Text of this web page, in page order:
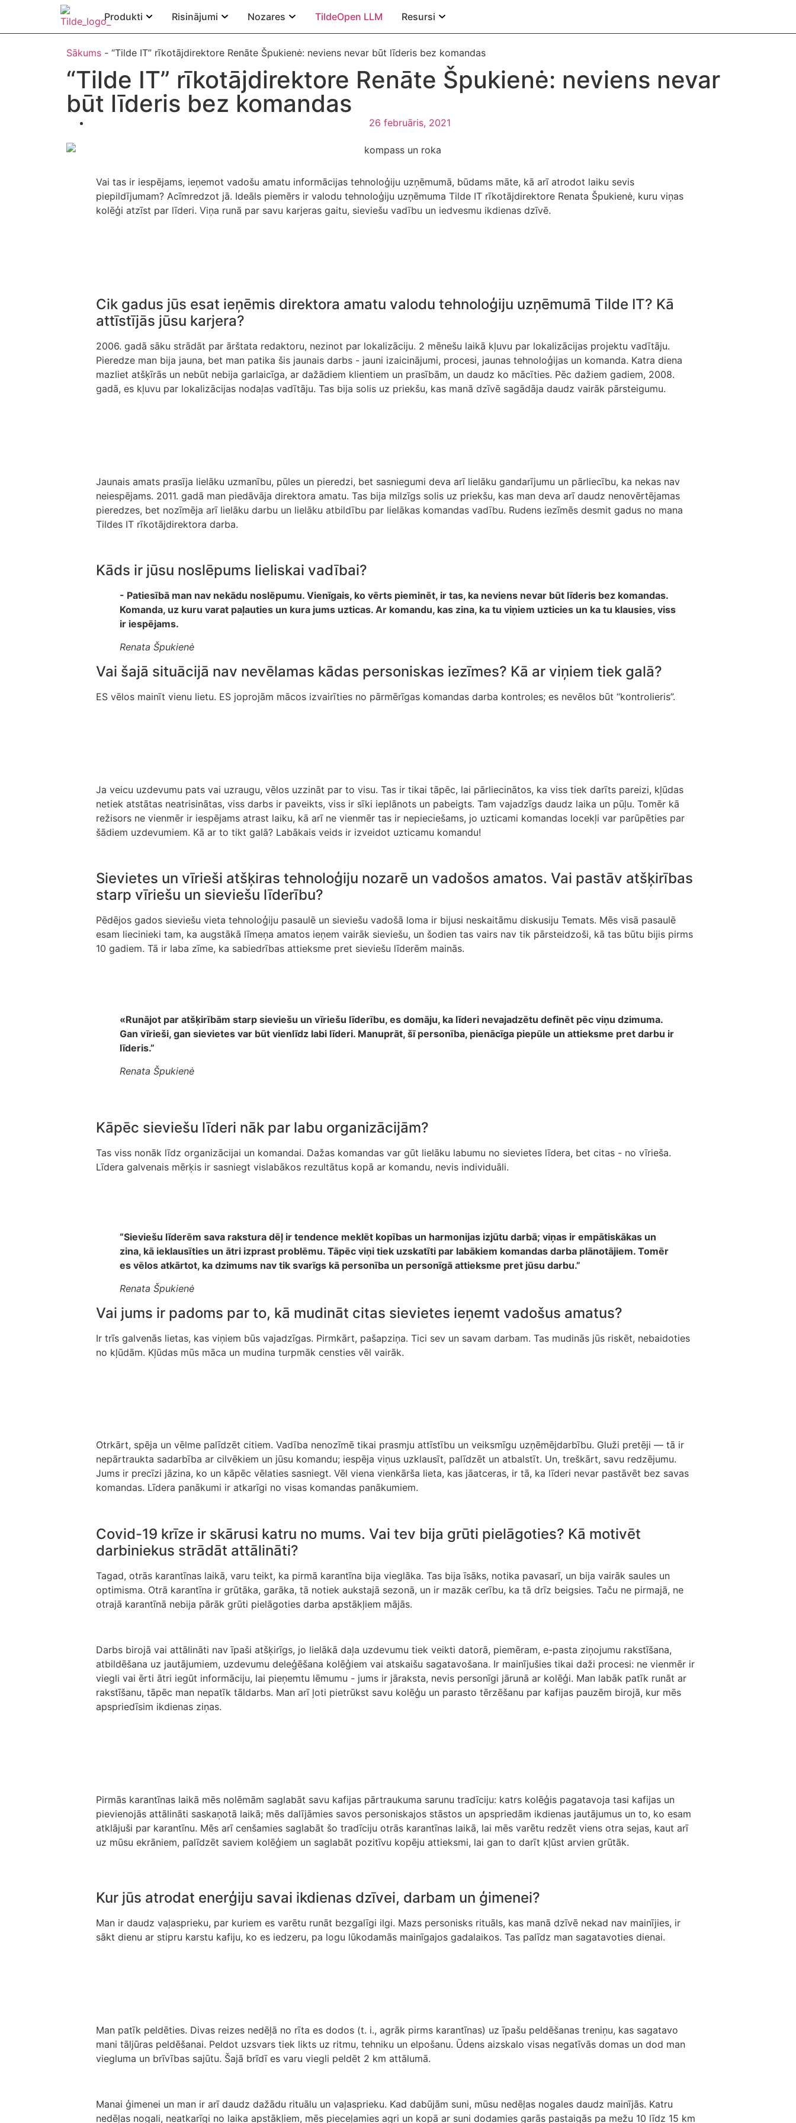
Produkti Risinājumi Nozares TildeOpen LLM Resursi
Sākums - “Tilde IT” rīkotājdirektore Renāte Špukienė: neviens nevar būt līderis bez komandas
“Tilde IT” rīkotājdirektore Renāte Špukienė: neviens nevar
būt līderis bez komandas
26 februāris, 2021
Vai tas ir iespējams, ieņemot vadošu amatu informācijas tehnoloģiju uzņēmumā, būdams māte, kā arī atrodot laiku sevis
piepildījumam? Acīmredzot jā. Ideāls piemērs ir valodu tehnoloģiju uzņēmuma Tilde IT rīkotājdirektore Renata Špukienė, kuru viņas
kolēģi atzīst par līderi. Viņa runā par savu karjeras gaitu, sieviešu vadību un iedvesmu ikdienas dzīvē.
Cik gadus jūs esat ieņēmis direktora amatu valodu tehnoloģiju uzņēmumā Tilde IT? Kā
attīstījās jūsu karjera?
2006. gadā sāku strādāt par ārštata redaktoru, nezinot par lokalizāciju. 2 mēnešu laikā kļuvu par lokalizācijas projektu vadītāju.
Pieredze man bija jauna, bet man patika šis jaunais darbs - jauni izaicinājumi, procesi, jaunas tehnoloģijas un komanda. Katra diena
mazliet atšķīrās un nebūt nebija garlaicīga, ar dažādiem klientiem un prasībām, un daudz ko mācīties. Pēc dažiem gadiem, 2008.
gadā, es kļuvu par lokalizācijas nodaļas vadītāju. Tas bija solis uz priekšu, kas manā dzīvē sagādāja daudz vairāk pārsteigumu.
Jaunais amats prasīja lielāku uzmanību, pūles un pieredzi, bet sasniegumi deva arī lielāku gandarījumu un pārliecību, ka nekas nav
neiespējams. 2011. gadā man piedāvāja direktora amatu. Tas bija milzīgs solis uz priekšu, kas man deva arī daudz nenovērtējamas
pieredzes, bet nozīmēja arī lielāku darbu un lielāku atbildību par lielākas komandas vadību. Rudens iezīmēs desmit gadus no mana
Tildes IT rīkotājdirektora darba.
Kāds ir jūsu noslēpums lieliskai vadībai?
- Patiesībā man nav nekādu noslēpumu. Vienīgais, ko vērts pieminēt, ir tas, ka neviens nevar būt līderis bez komandas.
Komanda, uz kuru varat paļauties un kura jums uzticas. Ar komandu, kas zina, ka tu viņiem uzticies un ka tu klausies, viss
ir iespējams.
Renata Špukienė
Vai šajā situācijā nav nevēlamas kādas personiskas iezīmes? Kā ar viņiem tiek galā?
ES vēlos mainīt vienu lietu. ES joprojām mācos izvairīties no pārmērīgas komandas darba kontroles; es nevēlos būt “kontrolieris”.
Ja veicu uzdevumu pats vai uzraugu, vēlos uzzināt par to visu. Tas ir tikai tāpēc, lai pārliecinātos, ka viss tiek darīts pareizi, kļūdas
netiek atstātas neatrisinātas, viss darbs ir paveikts, viss ir sīki ieplānots un pabeigts. Tam vajadzīgs daudz laika un pūļu. Tomēr kā
režisors ne vienmēr ir iespējams atrast laiku, kā arī ne vienmēr tas ir nepieciešams, jo uzticami komandas locekļi var parūpēties par
šādiem uzdevumiem. Kā ar to tikt galā? Labākais veids ir izveidot uzticamu komandu!
Sievietes un vīrieši atšķiras tehnoloģiju nozarē un vadošos amatos. Vai pastāv atšķirības
starp vīriešu un sieviešu līderību?
Pēdējos gados sieviešu vieta tehnoloģiju pasaulē un sieviešu vadošā loma ir bijusi neskaitāmu diskusiju Temats. Mēs visā pasaulē
esam liecinieki tam, ka augstākā līmeņa amatos ieņem vairāk sieviešu, un šodien tas vairs nav tik pārsteidzoši, kā tas būtu bijis pirms
10 gadiem. Tā ir laba zīme, ka sabiedrības attieksme pret sieviešu līderēm mainās.
«Runājot par atšķirībām starp sieviešu un vīriešu līderību, es domāju, ka līderi nevajadzētu definēt pēc viņu dzimuma.
Gan vīrieši, gan sievietes var būt vienlīdz labi līderi. Manuprāt, šī personība, pienācīga piepūle un attieksme pret darbu ir
līderis.”
Renata Špukienė
Kāpēc sieviešu līderi nāk par labu organizācijām?
Tas viss nonāk līdz organizācijai un komandai. Dažas komandas var gūt lielāku labumu no sievietes līdera, bet citas - no vīrieša.
Līdera galvenais mērķis ir sasniegt vislabākos rezultātus kopā ar komandu, nevis individuāli.
“Sieviešu līderēm sava rakstura dēļ ir tendence meklēt kopības un harmonijas izjūtu darbā; viņas ir empātiskākas un
zina, kā ieklausīties un ātri izprast problēmu. Tāpēc viņi tiek uzskatīti par labākiem komandas darba plānotājiem. Tomēr
es vēlos atkārtot, ka dzimums nav tik svarīgs kā personība un personīgā attieksme pret jūsu darbu.”
Renata Špukienė
Vai jums ir padoms par to, kā mudināt citas sievietes ieņemt vadošus amatus?
Ir trīs galvenās lietas, kas viņiem būs vajadzīgas. Pirmkārt, pašapziņa. Tici sev un savam darbam. Tas mudinās jūs riskēt, nebaidoties
no kļūdām. Kļūdas mūs māca un mudina turpmāk censties vēl vairāk.
Otrkārt, spēja un vēlme palīdzēt citiem. Vadība nenozīmē tikai prasmju attīstību un veiksmīgu uzņēmējdarbību. Gluži pretēji — tā ir
nepārtraukta sadarbība ar cilvēkiem un jūsu komandu; iespēja viņus uzklausīt, palīdzēt un atbalstīt. Un, treškārt, savu redzējumu.
Jums ir precīzi jāzina, ko un kāpēc vēlaties sasniegt. Vēl viena vienkārša lieta, kas jāatceras, ir tā, ka līderi nevar pastāvēt bez savas
komandas. Līdera panākumi ir atkarīgi no visas komandas panākumiem.
Covid-19 krīze ir skārusi katru no mums. Vai tev bija grūti pielāgoties? Kā motivēt
darbiniekus strādāt attālināti?
Tagad, otrās karantīnas laikā, varu teikt, ka pirmā karantīna bija vieglāka. Tas bija īsāks, notika pavasarī, un bija vairāk saules un
optimisma. Otrā karantīna ir grūtāka, garāka, tā notiek aukstajā sezonā, un ir mazāk cerību, ka tā drīz beigsies. Taču ne pirmajā, ne
otrajā karantīnā nebija pārāk grūti pielāgoties darba apstākļiem mājās.
Darbs birojā vai attālināti nav īpaši atšķirīgs, jo lielākā daļa uzdevumu tiek veikti datorā, piemēram, e-pasta ziņojumu rakstīšana,
atbildēšana uz jautājumiem, uzdevumu deleģēšana kolēģiem vai atskaišu sagatavošana. Ir mainījušies tikai daži procesi: ne vienmēr ir
viegli vai ērti ātri iegūt informāciju, lai pieņemtu lēmumu - jums ir jāraksta, nevis personīgi jārunā ar kolēģi. Man labāk patīk runāt ar
rakstīšanu, tāpēc man nepatīk tāldarbs. Man arī ļoti pietrūkst savu kolēģu un parasto tērzēšanu par kafijas pauzēm birojā, kur mēs
apspriedīsim ikdienas ziņas.
Pirmās karantīnas laikā mēs nolēmām saglabāt savu kafijas pārtraukuma sarunu tradīciju: katrs kolēģis pagatavoja tasi kafijas un
pievienojās attālināti saskaņotā laikā; mēs dalījāmies savos personiskajos stāstos un apspriedām ikdienas jautājumus un to, ko esam
atklājuši par karantīnu. Mēs arī cenšamies saglabāt šo tradīciju otrās karantīnas laikā, lai mēs varētu redzēt viens otra sejas, kaut arī
uz mūsu ekrāniem, palīdzēt saviem kolēģiem un saglabāt pozitīvu kopēju attieksmi, lai gan to darīt kļūst arvien grūtāk.
Kur jūs atrodat enerģiju savai ikdienas dzīvei, darbam un ģimenei?
Man ir daudz vaļasprieku, par kuriem es varētu runāt bezgalīgi ilgi. Mazs personisks rituāls, kas manā dzīvē nekad nav mainījies, ir
sākt dienu ar stipru karstu kafiju, ko es iedzeru, pa logu lūkodamās mainīgajos gadalaikos. Tas palīdz man sagatavoties dienai.
Man patīk peldēties. Divas reizes nedēļā no rīta es dodos (t. i., agrāk pirms karantīnas) uz īpašu peldēšanas treniņu, kas sagatavo
mani tāljūras peldēšanai. Peldot uzsvars tiek likts uz ritmu, tehniku un elpošanu. Ūdens aizskalo visas negatīvās domas un dod man
viegluma un brīvības sajūtu. Šajā brīdī es varu viegli peldēt 2 km attālumā.
Manai ģimenei un man ir arī daudz dažādu rituālu un vaļasprieku. Kad dabūjām suni, mūsu nedēļas nogales daudz mainījās. Katru
nedēļas nogali, neatkarīgi no laika apstākļiem, mēs pieceļamies agri un kopā ar suni dodamies garās pastaigās pa mežu 10 līdz 15 km